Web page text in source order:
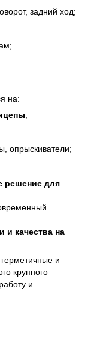
задний ход;
на:
;
опрыскиватели;
решение для
и качества на
и
крупного
и